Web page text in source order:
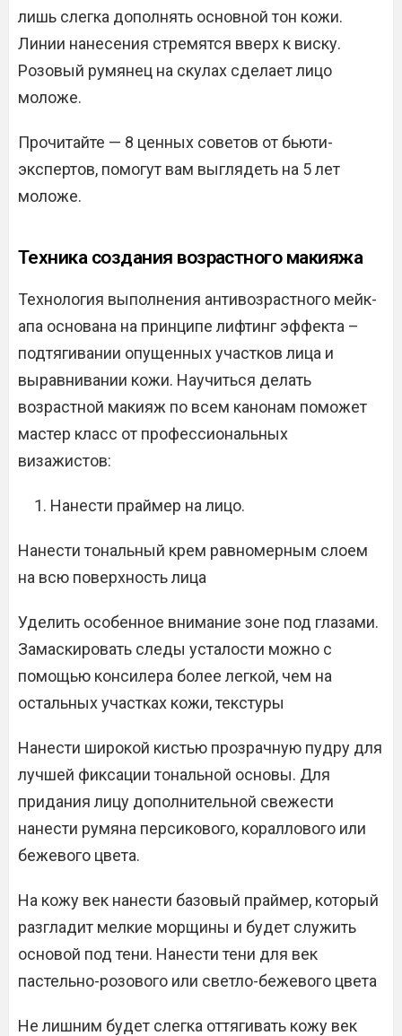
лишь слегка дополнять основной тон кожи.
Линии нанесения стремятся вверх к виску.
Розовый румянец на скулах сделает лицо
моложе.
Прочитайте — 8 ценных советов от бьюти-
экспертов, помогут вам выглядеть на 5 лет
моложе.
Техника создания возрастного макияжа
Технология выполнения антивозрастного мейк-
апа основана на принципе лифтинг эффекта –
подтягивании опущенных участков лица и
выравнивании кожи. Научиться делать
возрастной макияж по всем канонам поможет
мастер класс от профессиональных
визажистов:
Нанести праймер на лицо.
Нанести тональный крем равномерным слоем
на всю поверхность лица
Уделить особенное внимание зоне под глазами.
Замаскировать следы усталости можно с
помощью консилера более легкой, чем на
остальных участках кожи, текстуры
Нанести широкой кистью прозрачную пудру для
лучшей фиксации тональной основы. Для
придания лицу дополнительной свежести
нанести румяна персикового, кораллового или
бежевого цвета.
На кожу век нанести базовый праймер, который
разгладит мелкие морщины и будет служить
основой под тени. Нанести тени для век
пастельно-розового или светло-бежевого цвета
Не лишним будет слегка оттягивать кожу век